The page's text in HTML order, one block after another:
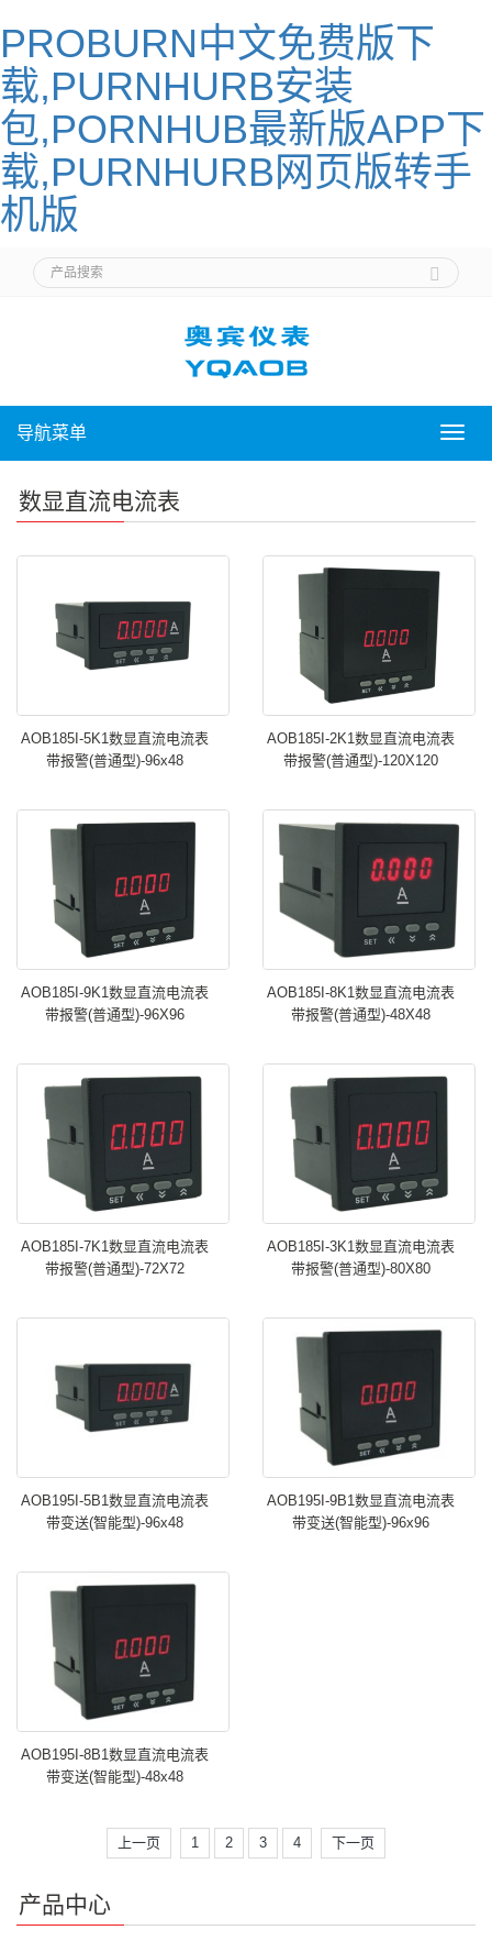
PROBURN中文免费版下
载,PURNHURB安装
包,PORNHUB最新版APP下
载,PURNHURB网页版转手
机版
导
导航菜单
数显直流电流表
AOB185I-5K1数显直流电流表
带报警(普通型)-96x48
AOB185I-2K1数显直流电流表
带报警(普通型)-120X120
AOB185I-9K1数显直流电流表
带报警(普通型)-96X96
AOB185I-8K1数显直流电流表
带报警(普通型)-48X48
AOB185I-7K1数显直流电流表
带报警(普通型)-72X72
AOB185I-3K1数显直流电流表
带报警(普通型)-80X80
AOB195I-5B1数显直流电流表
带变送(智能型)-96x48
AOB195I-9B1数显直流电流表
带变送(智能型)-96x96
AOB195I-8B1数显直流电流表
带变送(智能型)-48x48
上一页 1 2 3 4 下一页
产品中心